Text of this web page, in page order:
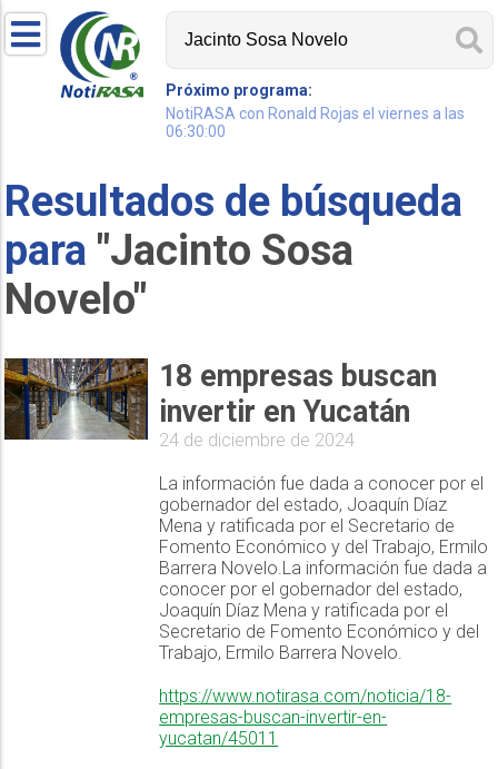
Próximo programa:
NotiRASA con Ronald Rojas el viernes a las
06:30:00
Resultados de búsqueda
para "Jacinto Sosa
Novelo"
18 empresas buscan
invertir en Yucatán
24 de diciembre de 2024
La información fue dada a conocer por el
gobernador del estado, Joaquín Díaz
Mena y ratificada por el Secretario de
Fomento Económico y del Trabajo, Ermilo
Barrera Novelo.La información fue dada a
conocer por el gobernador del estado,
Joaquín Díaz Mena y ratificada por el
Secretario de Fomento Económico y del
Trabajo, Ermilo Barrera Novelo.
https://www.notirasa.com/noticia/18-
empresas-buscan-invertir-en-
yucatan/45011